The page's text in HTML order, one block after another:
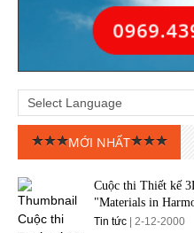
MỚI NHẤT
Cuộc thi Thiết kế
"Materials in
Tin tức| 2-12-2000